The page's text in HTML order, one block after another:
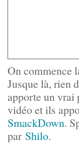
On commence
Jusque là, rien
apporte un vrai
vidéo et ils
SmackDown.
par Shilo.